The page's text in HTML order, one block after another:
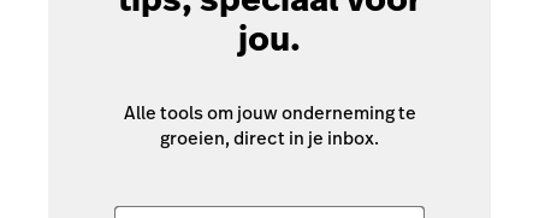
jou.
Alle tools om jouw onderneming te
groeien, direct in je inbox.